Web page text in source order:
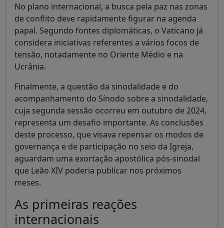
No plano internacional, a busca pela paz nas zonas
de conflito deve rapidamente figurar na agenda
papal. Segundo fontes diplomáticas, o Vaticano já
considera iniciativas referentes a vários focos de
tensão, notadamente no Oriente Médio e na
Ucrânia.
Finalmente, a questão da sinodalidade e do
acompanhamento do Sínodo sobre a sinodalidade,
cuja segunda sessão ocorreu em outubro de 2024,
representa um desafio importante. As conclusões
deste processo, que visava repensar os modos de
governança e de participação no seio da Igreja,
aguardam uma exortação apostólica pós-sinodal
que Leão XIV poderia publicar nos próximos
meses.
As primeiras reações
internacionais